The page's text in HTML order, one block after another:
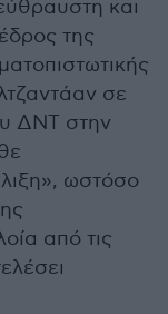
και
της
σε
ΔΝΤ στην
ωστόσο
από τις